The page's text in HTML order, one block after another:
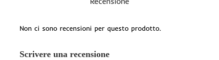
Non ci sono recensioni per questo prodotto.
Scrivere una recensione